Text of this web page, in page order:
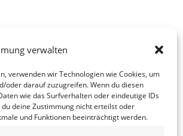
verwalten
verwenden wir Technologien wie Cookies, um
oder darauf zuzugreifen. Wenn du diesen
wie das Surfverhalten oder eindeutige IDs
deine Zustimmung nicht erteilst oder
und Funktionen beeinträchtigt werden.
19:00 im